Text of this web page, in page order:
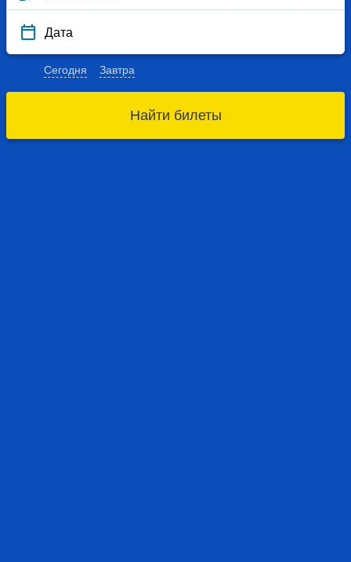
Дата
Сегодня Завтра
Найти билеты